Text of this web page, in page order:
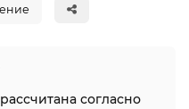
согласно